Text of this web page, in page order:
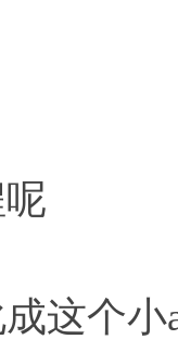
这个小